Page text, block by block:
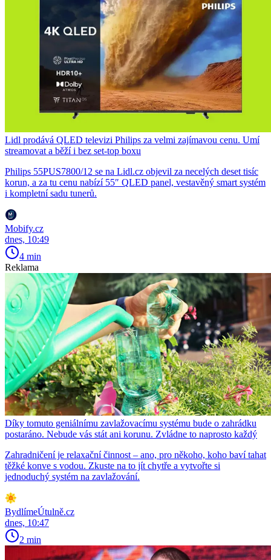
Lidl prodává QLED televizi Philips za velmi zajímavou cenu. Umí
streamovat a běží i bez set-top boxu
Philips 55PUS7800/12 se na Lidl.cz objevil za necelých deset tisíc
korun, a za tu cenu nabízí 55″ QLED panel, vestavěný smart systém
i kompletní sadu tunerů.
Mobify.cz
dnes, 10:49
4 min
Reklama
Díky tomuto geniálnímu zavlažovacímu systému bude o zahrádku
postaráno. Nebude vás stát ani korunu. Zvládne to naprosto každý
Zahradničení je relaxační činnost – ano, pro někoho, koho baví tahat
těžké konve s vodou. Zkuste na to jít chytře a vytvořte si
jednoduchý systém na zavlažování.
BydlímeÚtulně.cz
dnes, 10:47
2 min